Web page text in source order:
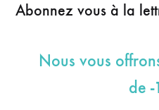
Abonnez vous à la
Nous vous
de